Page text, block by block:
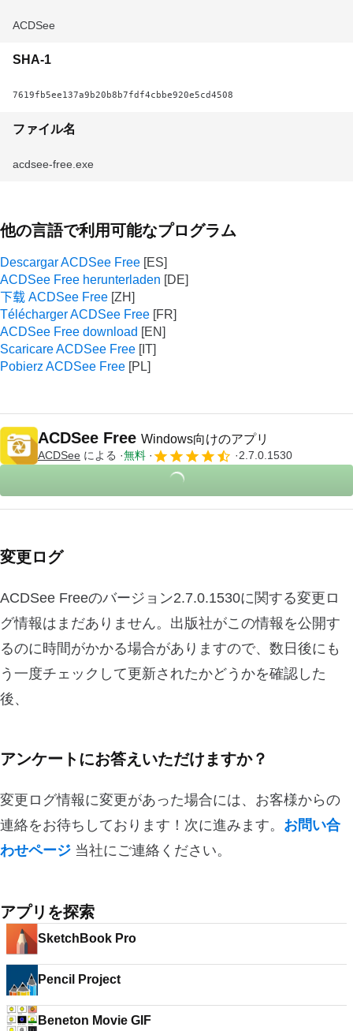
ACDSee
SHA-1
7619fb5ee137a9b20b8b7fdf4cbbe920e5cd4508
ファイル名
acdsee-free.exe
他の言語で利用可能なプログラム
Descargar ACDSee Free
ACDSee Free herunterladen
下载 ACDSee Free
Télécharger ACDSee Free
ACDSee Free download
Scaricare ACDSee Free
Pobierz ACDSee Free
ACDSee Free Windows向けのアプリ
ACDSee による 無料 2.7.0.1530
変更ログ
ACDSee Freeのバージョン2.7.0.1530に関する変更ロ
グ情報はまだありません。出版社がこの情報を公開す
るのに時間がかかる場合がありますので、数日後にも
う一度チェックして更新されたかどうかを確認した
後、
アンケートにお答えいただけますか？
変更ログ情報に変更があった場合には、お客様からの
連絡をお待ちしております！次に進みます。 お問い合
わせページ 当社にご連絡ください。
アプリを探索
SketchBook Pro
Pencil Project
Beneton Movie GIF